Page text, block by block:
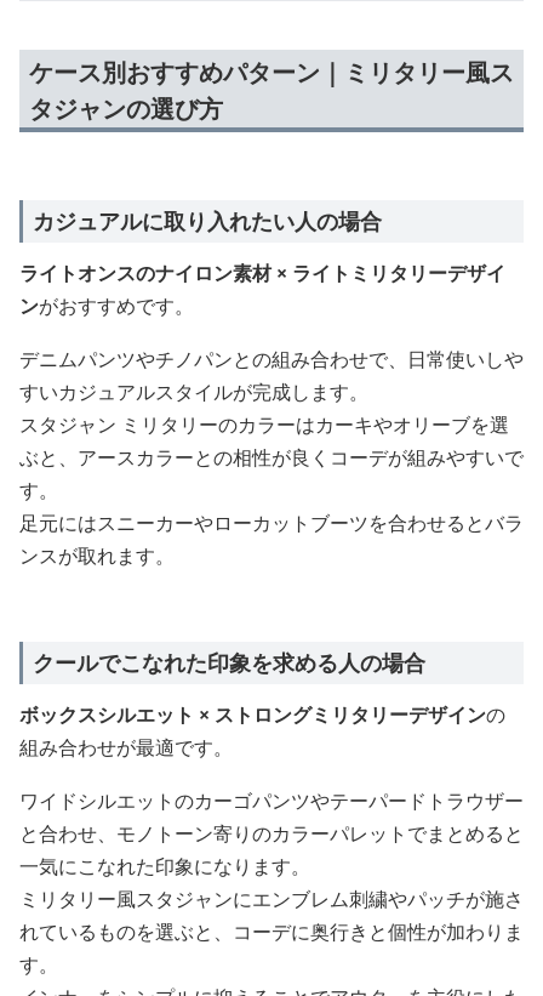
ケース別おすすめパターン｜ミリタリー風ス
タジャンの選び方
カジュアルに取り入れたい人の場合
ライトオンスのナイロン素材 × ライトミリタリーデザイ
ンがおすすめです。
デニムパンツやチノパンとの組み合わせで、日常使いしや
すいカジュアルスタイルが完成します。
スタジャン ミリタリーのカラーはカーキやオリーブを選
ぶと、アースカラーとの相性が良くコーデが組みやすいで
す。
足元にはスニーカーやローカットブーツを合わせるとバラ
ンスが取れます。
クールでこなれた印象を求める人の場合
ボックスシルエット × ストロングミリタリーデザインの
組み合わせが最適です。
ワイドシルエットのカーゴパンツやテーパードトラウザー
と合わせ、モノトーン寄りのカラーパレットでまとめると
一気にこなれた印象になります。
ミリタリー風スタジャンにエンブレム刺繍やパッチが施さ
れているものを選ぶと、コーデに奥行きと個性が加わりま
す。